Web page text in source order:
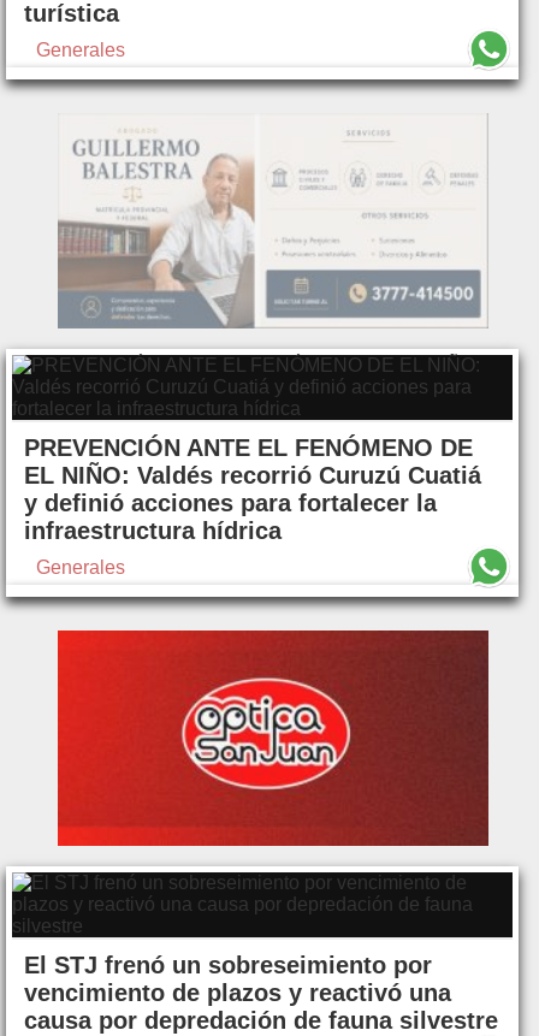
turística
Generales
PREVENCIÓN ANTE EL FENÓMENO DE
EL NIÑO: Valdés recorrió Curuzú Cuatiá
y definió acciones para fortalecer la
infraestructura hídrica
Generales
El STJ frenó un sobreseimiento por
vencimiento de plazos y reactivó una
causa por depredación de fauna silvestre